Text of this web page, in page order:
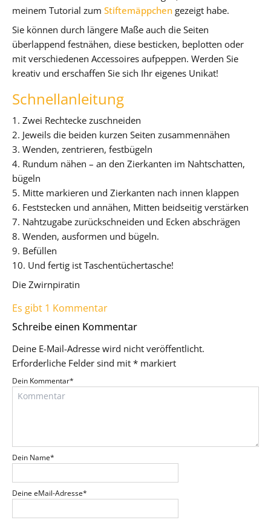
meinem Tutorial zum Stiftemäppchen gezeigt habe.
Sie können durch längere Maße auch die Seiten
überlappend festnähen, diese besticken, beplotten oder
mit verschiedenen Accessoires aufpeppen. Werden Sie
kreativ und erschaffen Sie sich Ihr eigenes Unikat!
Schnellanleitung
1. Zwei Rechtecke zuschneiden
2. Jeweils die beiden kurzen Seiten zusammennähen
3. Wenden, zentrieren, festbügeln
4. Rundum nähen – an den Zierkanten im Nahtschatten,
bügeln
5. Mitte markieren und Zierkanten nach innen klappen
6. Feststecken und annähen, Mitten beidseitig verstärken
7. Nahtzugabe zurückschneiden und Ecken abschrägen
8. Wenden, ausformen und bügeln.
9. Befüllen
10. Und fertig ist Taschentüchertasche!
Die Zwirnpiratin
Es gibt 1 Kommentar
Schreibe einen Kommentar
Deine E-Mail-Adresse wird nicht veröffentlicht.
Erforderliche Felder sind mit * markiert
Dein Kommentar*
Dein Name*
Deine eMail-Adresse*